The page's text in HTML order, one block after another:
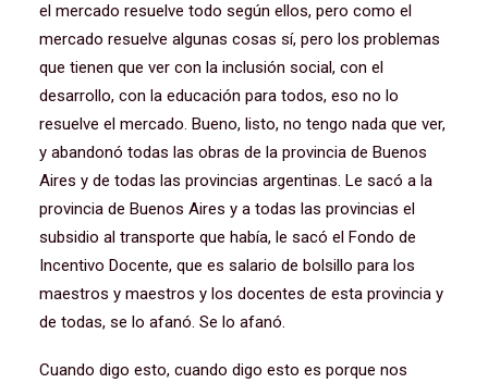
el mercado resuelve todo según ellos, pero como el
mercado resuelve algunas cosas sí, pero los problemas
que tienen que ver con la inclusión social, con el
desarrollo, con la educación para todos, eso no lo
resuelve el mercado. Bueno, listo, no tengo nada que ver,
y abandonó todas las obras de la provincia de Buenos
Aires y de todas las provincias argentinas. Le sacó a la
provincia de Buenos Aires y a todas las provincias el
subsidio al transporte que había, le sacó el Fondo de
Incentivo Docente, que es salario de bolsillo para los
maestros y maestros y los docentes de esta provincia y
de todas, se lo afanó. Se lo afanó.
Cuando digo esto, cuando digo esto es porque nos